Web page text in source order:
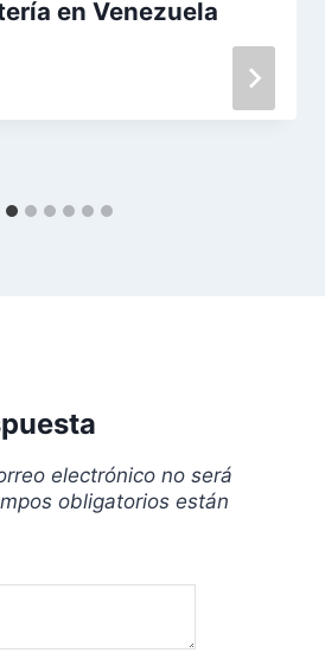
en Venezuela
electrónico no será
obligatorios están